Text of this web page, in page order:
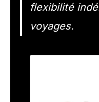
flexibilité
voyages.